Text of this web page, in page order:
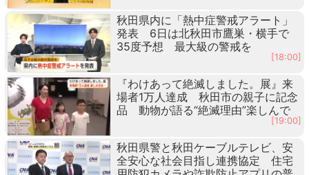
秋田県内に「熱中症警戒アラート」
発表 6日は北秋田市鷹巣・横手で
35度予想 最大級の警戒を
[18:00]
『わけあって絶滅しました。展』来
場者1万人達成 秋田市の親子に記念
品 動物が語る“絶滅理由”楽しんで
[19:00]
秋田県警と秋田ケーブルテレビ、安
全安心な社会目指し連携協定 住宅